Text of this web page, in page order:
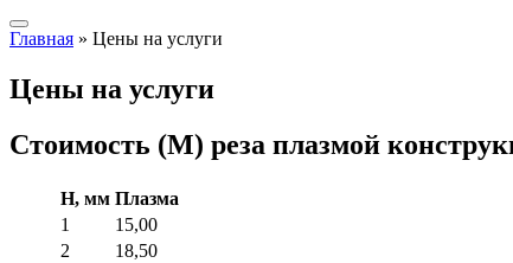
Главная » Цены на услуги
Цены на услуги
Стоимость (M) реза плазмой
H, мм Плазма
1
15,00
2
18,50